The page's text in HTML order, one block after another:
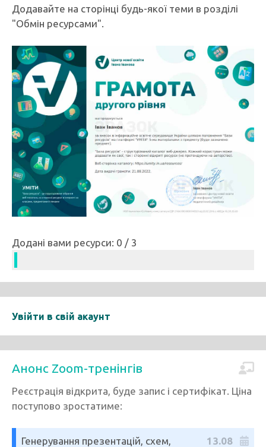
Додавайте на сторінці будь-якої теми в розділі
"Обмін ресурсами".
Додані вами ресурси: 0 / 3
Увійти в свій акаунт
Анонс Zoom-тренінгів
Реєстрація відкрита, буде запис і сертифікат. Ціна
поступово зростатиме:
Генерування презентацій, схем,
13.08